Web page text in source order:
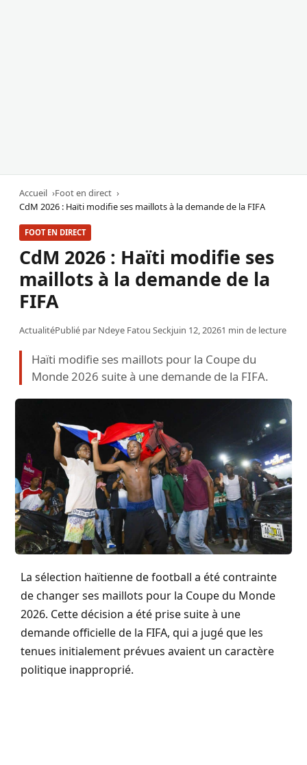
Accueil
Foot en direct
CdM 2026 : Haïti modifie ses maillots à la demande de la FIFA
FOOT EN DIRECT
CdM 2026 : Haïti modifie ses
maillots à la demande de la
FIFA
ActualitéPublié par Ndeye Fatou Seckjuin 12, 20261 min de lecture
Haïti modifie ses maillots pour la Coupe du
Monde 2026 suite à une demande de la FIFA.
La sélection haïtienne de football a été contrainte
de changer ses maillots pour la Coupe du Monde
2026. Cette décision a été prise suite à une
demande officielle de la FIFA, qui a jugé que les
tenues initialement prévues avaient un caractère
politique inapproprié.